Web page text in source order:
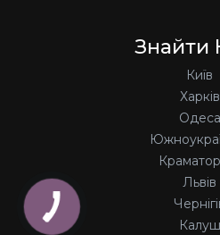
Знайти
Київ
Харків
Одеса
Львів
Калуш